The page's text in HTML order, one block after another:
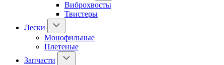
Виброхвосты
Твистеры
Лески
Монофильные
Плетеные
Запчасти